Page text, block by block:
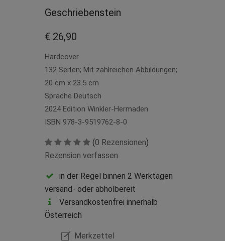
Geschriebenstein
€ 26,90
Hardcover
132 Seiten; Mit zahlreichen Abbildungen;
20 cm x 23.5 cm
Sprache Deutsch
2024 Edition Winkler-Hermaden
ISBN 978-3-9519762-8-0
(0 Rezensionen)
Rezension verfassen
in der Regel binnen 2 Werktagen
versand- oder abholbereit
Versandkostenfrei innerhalb
Österreich
Merkzettel